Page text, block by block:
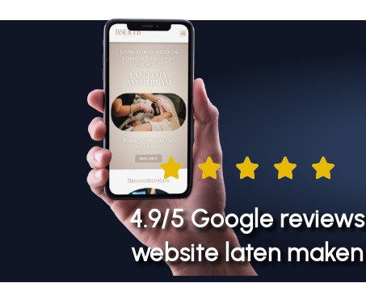
4.9/5 Google reviews
website laten maken